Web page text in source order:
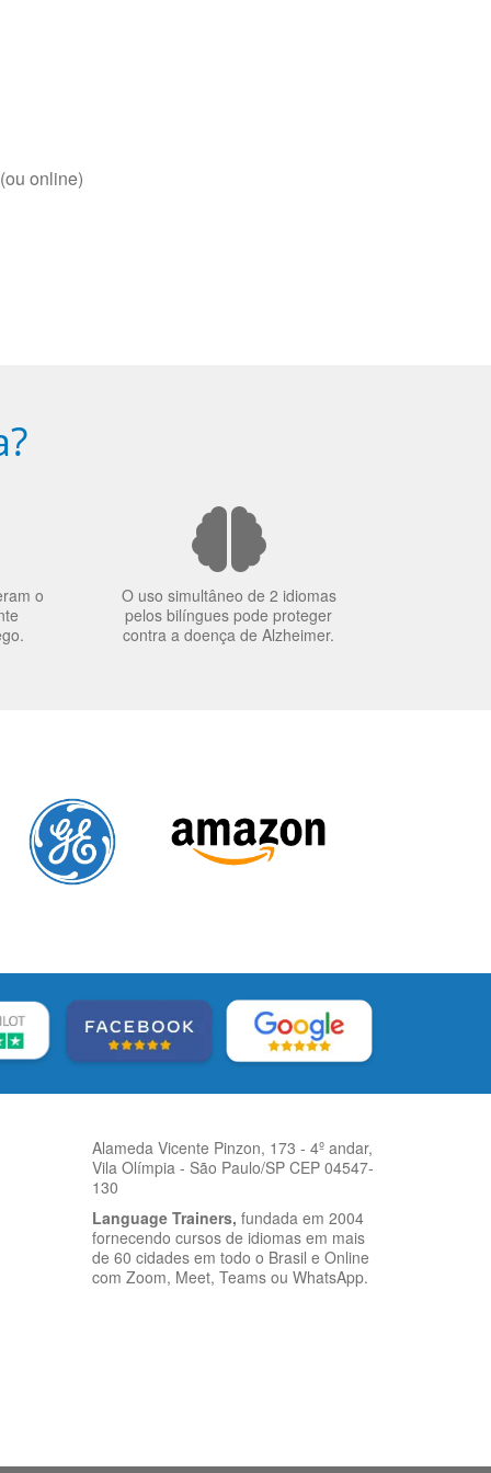
online)
o
O uso simultâneo de 2 idiomas
pelos bilíngues pode proteger
contra a doença de Alzheimer.
Alameda Vicente Pinzon, 173 - 4º andar,
Vila Olímpia - São Paulo/SP CEP 04547-
130
Language Trainers, fundada em 2004
fornecendo cursos de idiomas em mais
de 60 cidades em todo o Brasil e Online
com Zoom, Meet, Teams ou WhatsApp.